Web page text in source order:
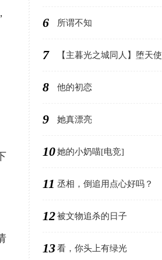
6 所谓不知
7 【主暮光之城同人】堕天使
8 他的初恋
9 她真漂亮
10她的小奶喵[电竞]
11 丞相，倒追用点心好吗？
12被文物追杀的日子
13看，你头上有绿光